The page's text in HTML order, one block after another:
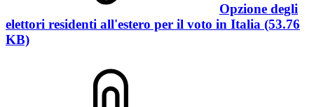
Opzione degli
elettori residenti all'estero per il voto in Italia (53.76
KB)